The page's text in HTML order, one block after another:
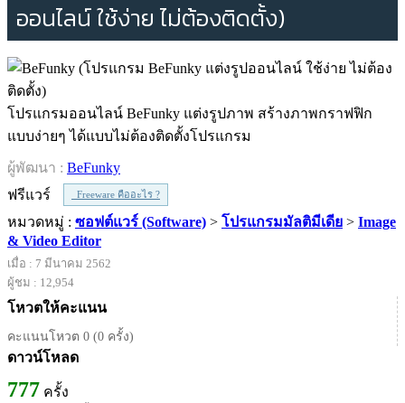
ออนไลน์ ใช้ง่าย ไม่ต้องติดตั้ง)
โปรแกรมออนไลน์ BeFunky แต่งรูปภาพ สร้างภาพกราฟฟิก
แบบง่ายๆ ได้แบบไม่ต้องติดตั้งโปรแกรม
ผู้พัฒนา : BeFunky
ฟรีแวร์
Freeware คืออะไร ?
หมวดหมู่ : ซอฟต์แวร์ (Software) > โปรแกรมมัลติมีเดีย > Image
& Video Editor
เมื่อ : 7 มีนาคม 2562
ผู้ชม : 12,954
โหวตให้คะแนน
คะแนนโหวต 0 (0 ครั้ง)
ดาวน์โหลด
777 ครั้ง